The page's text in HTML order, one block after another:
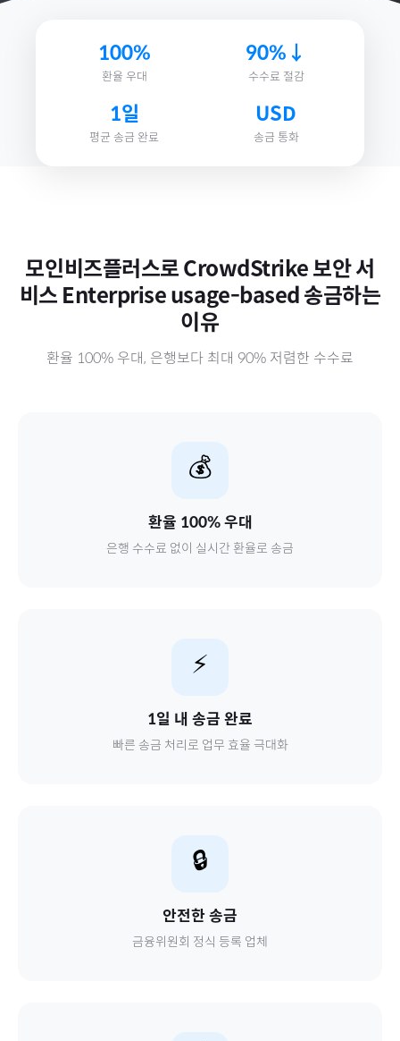
100%
환율 우대
90%↓
수수료 절감
1일
평균 송금 완료
USD
송금 통화
모인비즈플러스로 CrowdStrike 보안 서
비스 Enterprise usage-based 송금하는
이유
환율 100% 우대, 은행보다 최대 90% 저렴한 수수료
💰
환율 100% 우대
은행 수수료 없이 실시간 환율로 송금
⚡
1일 내 송금 완료
빠른 송금 처리로 업무 효율 극대화
🔒
안전한 송금
금융위원회 정식 등록 업체